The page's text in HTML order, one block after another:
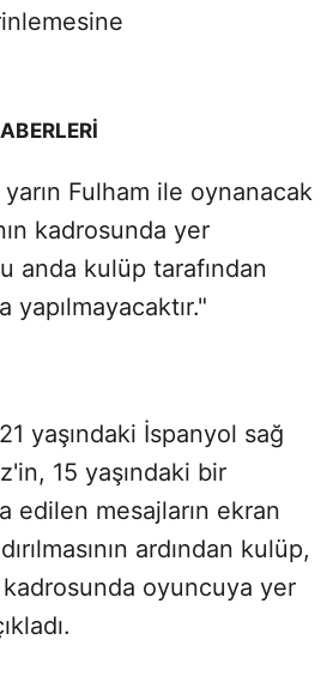
Sesi Aç
Fulham ile oynanacak
kadrosunda yer
anda kulüp tarafından
yapılmayacaktır."
yaşındaki İspanyol sağ
15 yaşındaki bir
edilen mesajların ekran
ardından kulüp,
kadrosunda oyuncuya yer